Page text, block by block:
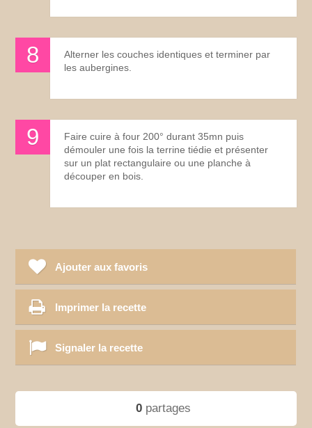
Alterner les couches identiques et terminer par
les aubergines.
Faire cuire à four 200° durant 35mn puis
démouler une fois la terrine tiédie et présenter
sur un plat rectangulaire ou une planche à
découper en bois.
Ajouter aux favoris
Imprimer la recette
Signaler la recette
0partages